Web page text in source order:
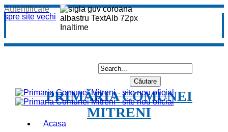
spre site vechi
Autentificare
PRIMĂRIA COMUNEI
MITRENI
Acasa